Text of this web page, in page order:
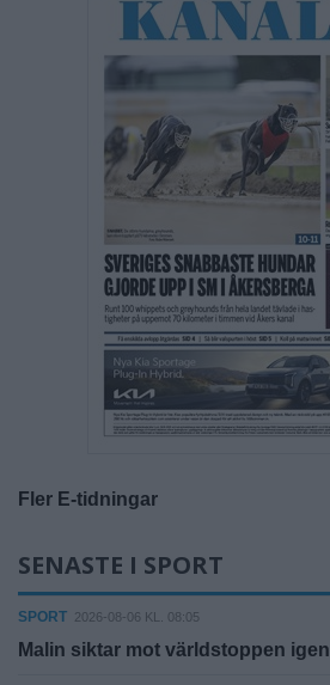
Fler E-tidningar
SENASTE I SPORT
SPORT 2026-08-06 KL. 08:05
Malin siktar mot världstoppen igen